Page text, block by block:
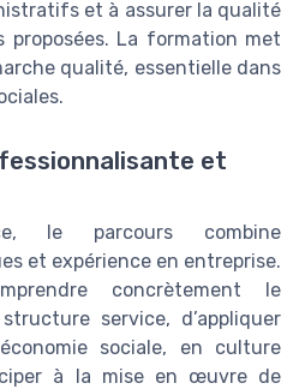
et à assurer la qualité
proposées. La formation met
qualité, essentielle dans
et
le parcours combine
et expérience en entreprise.
concrètement le
service, d’appliquer
sociale, en culture
à la mise en œuvre de